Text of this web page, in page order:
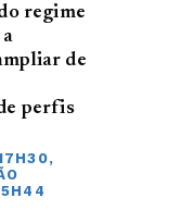
regime
de
perfis